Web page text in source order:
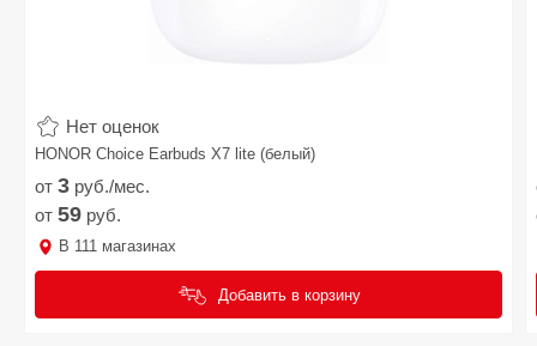
Нет оценок
HONOR Choice Earbuds X7 lite (белый)
от 3 руб./мес.
от 59 руб.
В 111 магазинах
Добавить в корзину